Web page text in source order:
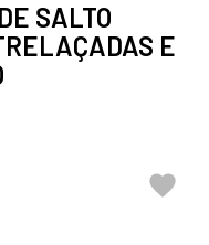
SALTO
E
